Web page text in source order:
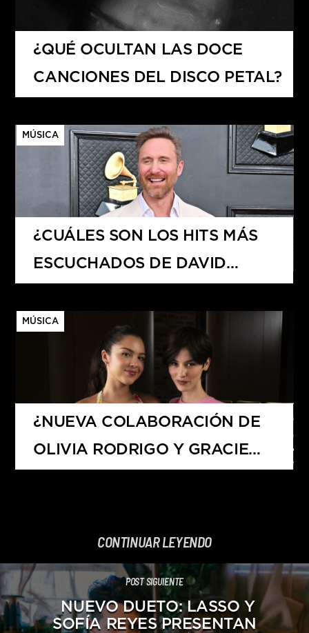
¿QUÉ OCULTAN LAS DOCE
CANCIONES DEL DISCO PETAL?
MÚSICA
¿CUÁLES SON LOS HITS MÁS
ESCUCHADOS DE DAVID
MÚSICA
¿NUEVA COLABORACIÓN DE
OLIVIA RODRIGO Y GRACIE
CONTINUAR LEYENDO
POST SIGUIENTE
NUEVO DUETO: LASSO Y
SOFÍA REYES PRESENTAN